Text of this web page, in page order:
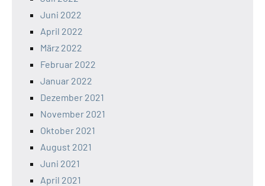
Juni 2022
April 2022
März 2022
Februar 2022
Januar 2022
Dezember 2021
November 2021
Oktober 2021
August 2021
Juni 2021
April 2021